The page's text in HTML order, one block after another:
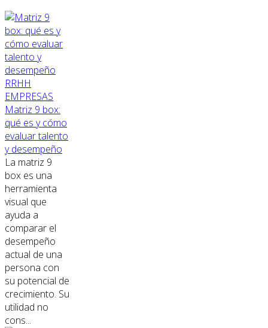
RRHH
EMPRESAS
Matriz 9 box:
qué es y cómo
evaluar talento
y desempeño
La matriz 9
box es una
herramienta
visual que
ayuda a
comparar el
desempeño
actual de una
persona con
su potencial de
crecimiento. Su
utilidad no
cons...